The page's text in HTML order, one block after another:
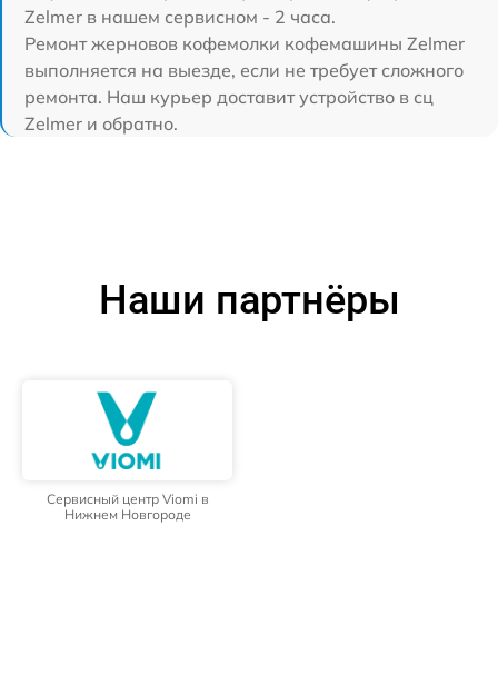
Zelmer в нашем сервисном - 2 часа.
Ремонт жерновов кофемолки кофемашины Zelmer
выполняется на выезде, если не требует сложного
ремонта. Наш курьер доставит устройство в сц
Zelmer и обратно.
Наши партнёры
Сервисный центр Viomi в
Нижнем Новгороде